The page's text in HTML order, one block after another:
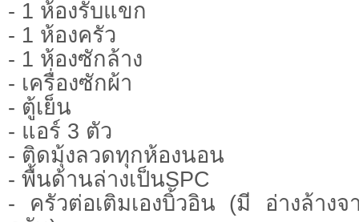
- 1 ห้องรับแขก
- 1 ห้องครัว
- 1 ห้องซักล้าง
- เครื่องซักผ้า
- ตู้เย็น
- แอร์ 3 ตัว
- ติดมุ้งลวดทุกห้องนอน
- พื้นด้านล่างเป็นSPC
- ครัวต่อเติมเองบิ้วอิน (มี อ่างล้าง